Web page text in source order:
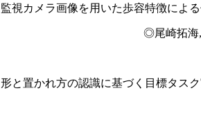
監視カメラ画像を用いた歩容特徴によ
◎尾崎拓海
形と置かれ方の認識に基づく目標タス